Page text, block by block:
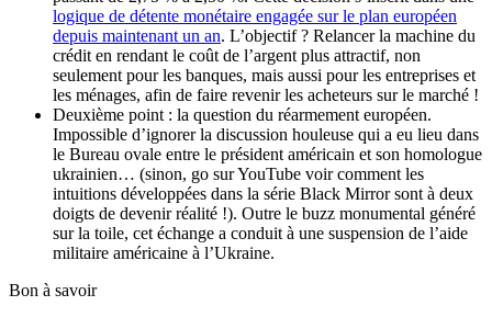
logique de détente monétaire engagée sur le plan européen
depuis maintenant un an. L’objectif ? Relancer la machine du
crédit en rendant le coût de l’argent plus attractif, non
seulement pour les banques, mais aussi pour les entreprises et
les ménages, afin de faire revenir les acheteurs sur le marché !
Deuxième point : la question du réarmement européen.
Impossible d’ignorer la discussion houleuse qui a eu lieu dans
le Bureau ovale entre le président américain et son homologue
ukrainien… (sinon, go sur YouTube voir comment les
intuitions développées dans la série Black Mirror sont à deux
doigts de devenir réalité !). Outre le buzz monumental généré
sur la toile, cet échange a conduit à une suspension de l’aide
militaire américaine à l’Ukraine.
Bon à savoir